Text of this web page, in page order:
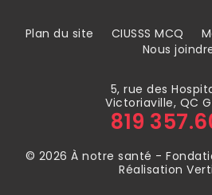
Plan du site CIUSSS MCQ
Nous
5, rue des
Victoriaville, QC
819
© 2026 À notre santé -
Réalisation